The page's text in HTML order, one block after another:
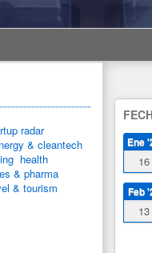
radar
& cleantech
health
& pharma
& tourism
Ene
16
Feb
13